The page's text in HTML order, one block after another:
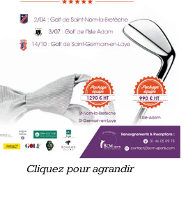
Cliquez pour agrandir